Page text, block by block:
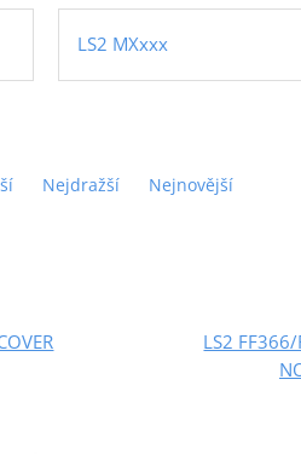
LS2 MXxxx
Nejdražší Nejnovější
LS2